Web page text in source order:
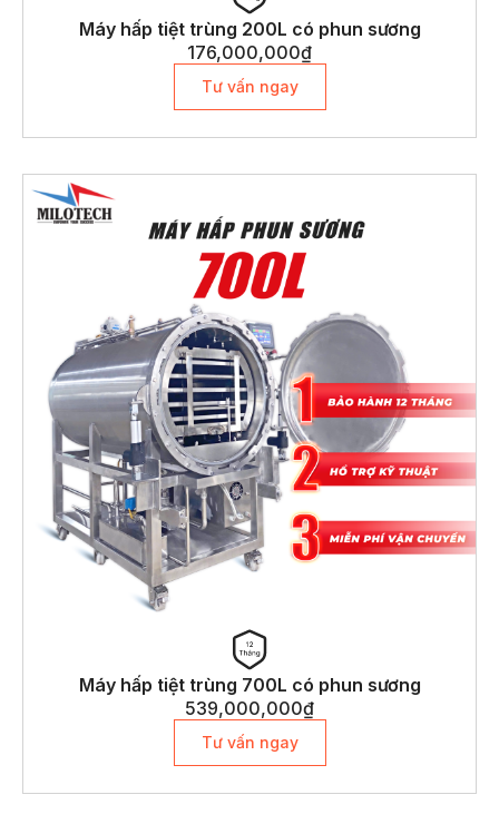
Máy hấp tiệt trùng 200L có phun sương
176,000,000₫
Tư vấn ngay
Máy hấp tiệt trùng 700L có phun sương
539,000,000₫
Tư vấn ngay